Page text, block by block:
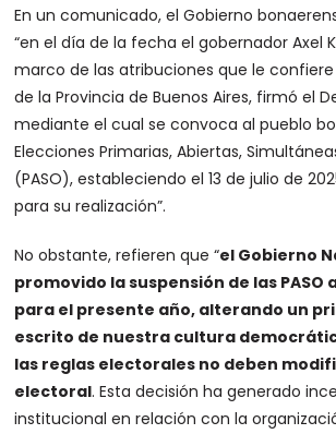
En un comunicado, el Gobierno
“en el día de la fecha el gobernador Axel
marco de las atribuciones que le
de la Provincia de Buenos Aires, firmó el
mediante el cual se convoca al pueblo
Elecciones Primarias, Abiertas,
(PASO), estableciendo el 13 de julio de
para su realización”.
No obstante, refieren que “el Gobierno
promovido la suspensión de las PASO
para el presente año, alterando un
escrito de nuestra cultura
las reglas electorales no deben
electoral. Esta decisión ha generado
institucional en relación con la